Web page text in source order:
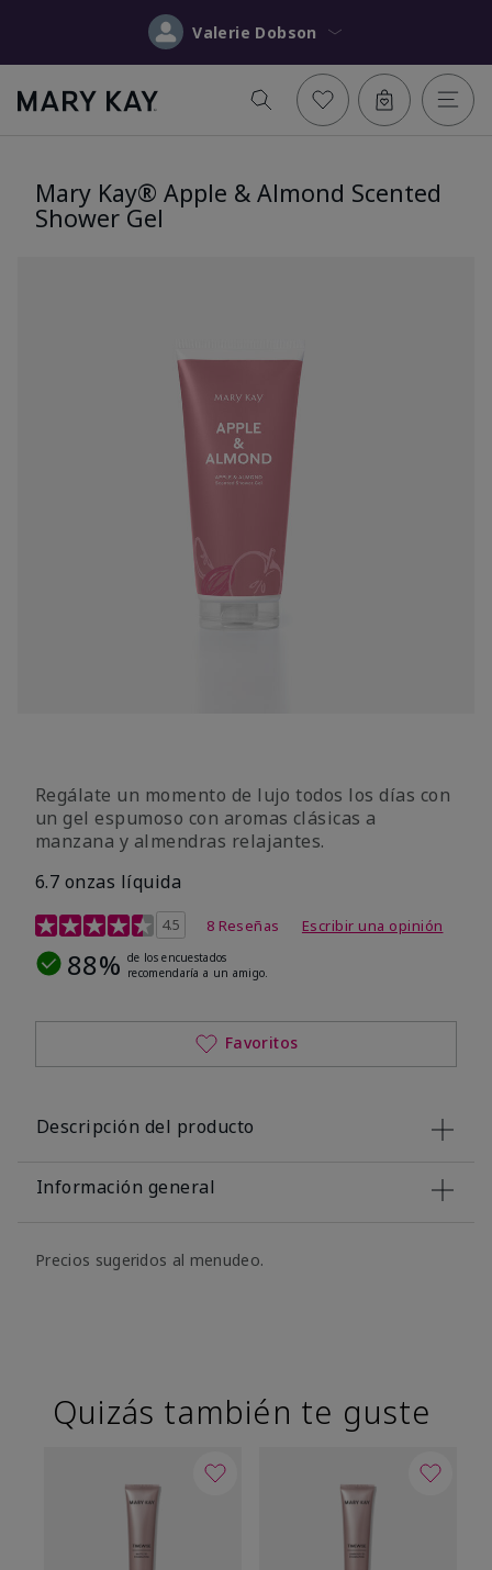
Valerie Dobson
Mary Kay® Apple & Almond Scented
Shower Gel
Regálate un momento de lujo todos los días con
un gel espumoso con aromas clásicas a
manzana y almendras relajantes.
6.7 onzas líquida
Calificación de clientes de 4,2 de 5
4.5 8 Reseñas Escribir una opinión
88% de los encuestados
recomendaría a un amigo.
Favoritos
Descripción del producto
Información general
Precios sugeridos al menudeo.
Quizás también te guste